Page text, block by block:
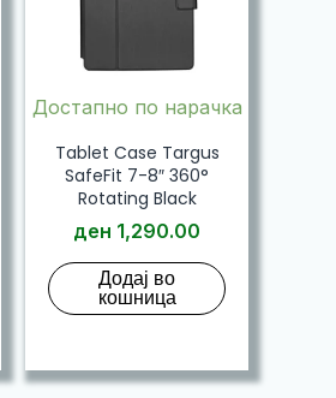
Достапно по нарачка
Tablet Case Targus
SafeFit 7-8″ 360°
Rotating Black
ден 1,290.00
Додај во
кошница